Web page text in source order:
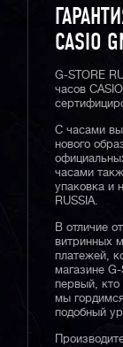
CASIO
G-STORE
часов
С часами вы
нового
часами
упаковка и
RUSSIA.
В отличие
витринных
платежей,
магазине
первый, кто
мы
подобный